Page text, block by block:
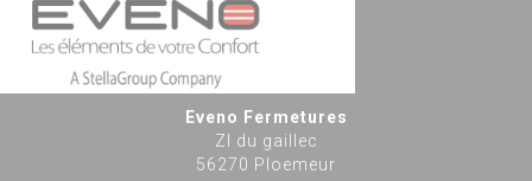
Eveno Fermetures
ZI du gaillec
56270 Ploemeur